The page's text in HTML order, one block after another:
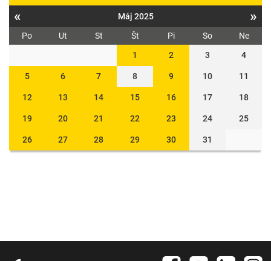
« Máj 2025 »
Po Ut St Št Pi So
Ne
1
2 3 4
5 6 7 8 9 10 11
12 13 14 15 16 17 18
19 20 21 22 23 24 25
26 27 28 29 30 31